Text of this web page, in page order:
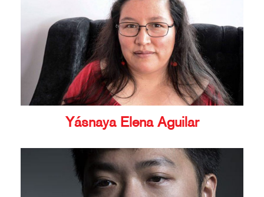
Yásnaya Elena Aguilar